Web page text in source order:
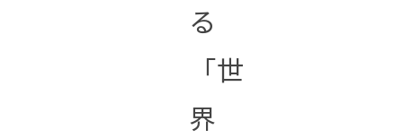
る
「世
界